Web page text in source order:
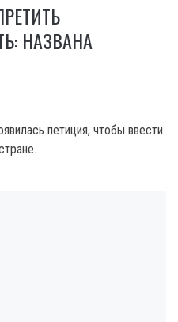
НАЗВАНА
петиция, чтобы ввести